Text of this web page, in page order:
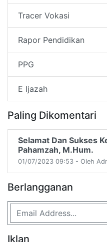
Tracer Vokasi
Rapor Pendidikan
PPG
E Ijazah
Paling Dikomentari
Selamat Dan Sukses
Pahamzah, M.Hum.
01/07/2023 09:53 - Oleh
Berlangganan
Iklan